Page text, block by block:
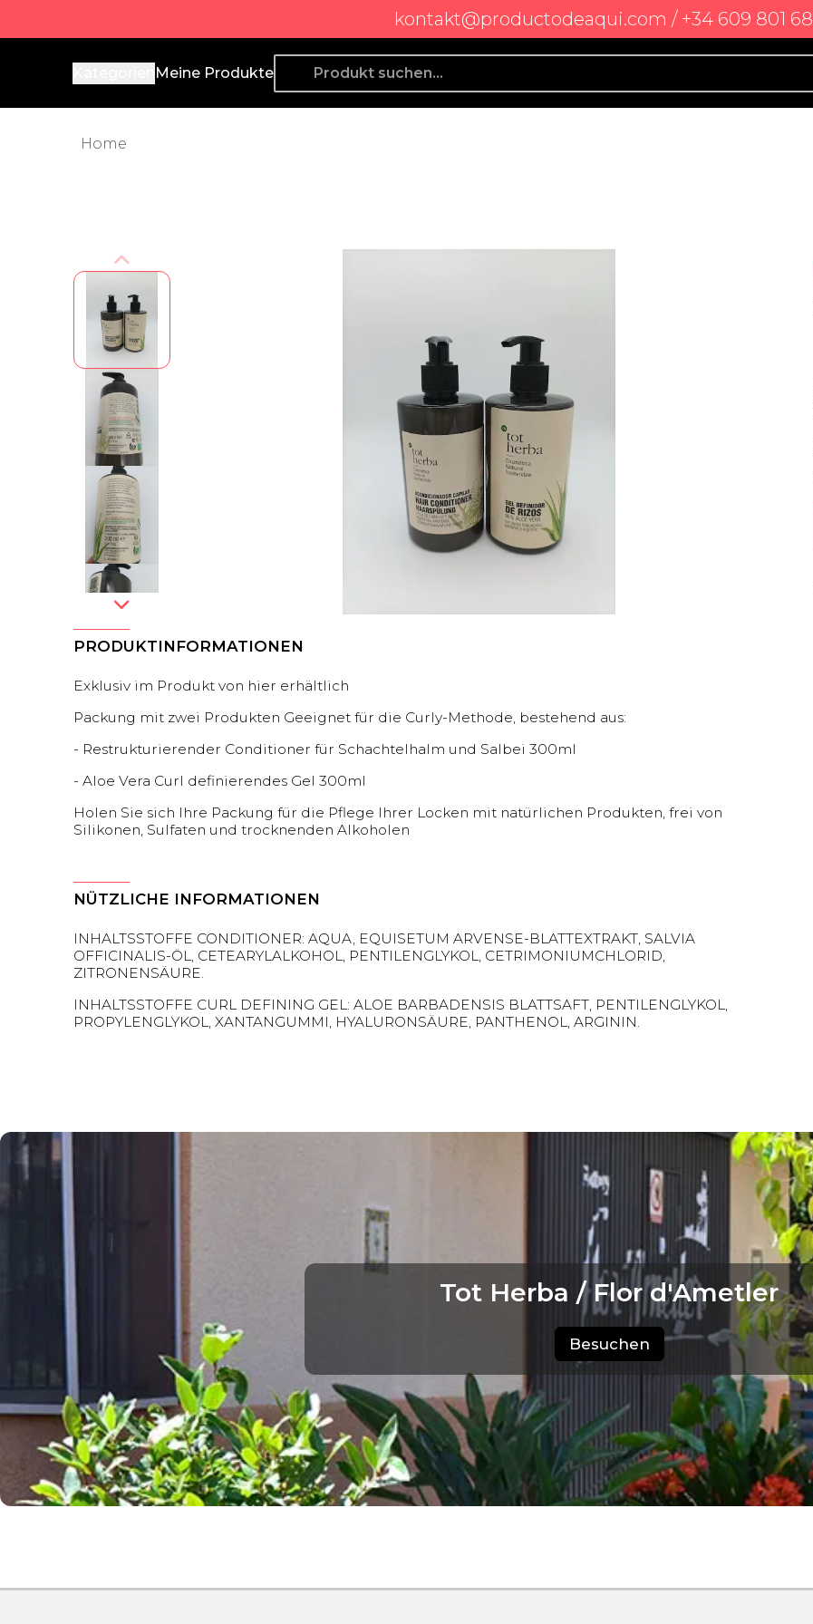
kontakt@productodeaqui.com / +34 609 801
Producto de Aquí
Meine Produkte
Home
PRODUKTINFORMATIONEN
Exklusiv im Produkt von hier erhältlich
Packung mit zwei Produkten Geeignet für die Curly-Methode, bestehend aus:
- Restrukturierender Conditioner für Schachtelhalm und Salbei 300ml
- Aloe Vera Curl definierendes Gel 300ml
Holen Sie sich Ihre Packung für die Pflege Ihrer Locken mit natürlichen Produkten, frei von
Silikonen, Sulfaten und trocknenden Alkoholen
NÜTZLICHE INFORMATIONEN
INHALTSSTOFFE CONDITIONER: AQUA, EQUISETUM ARVENSE-BLATTEXTRAKT, SALVIA
OFFICINALIS-ÖL, CETEARYLALKOHOL, PENTILENGLYKOL, CETRIMONIUMCHLORID,
ZITRONENSÄURE.
INHALTSSTOFFE CURL DEFINING GEL: ALOE BARBADENSIS BLATTSAFT, PENTILENGLYKOL,
PROPYLENGLYKOL, XANTANGUMMI, HYALURONSÄURE, PANTHENOL, ARGININ.
Tot Herba / Flor d'Ametler
Besuchen